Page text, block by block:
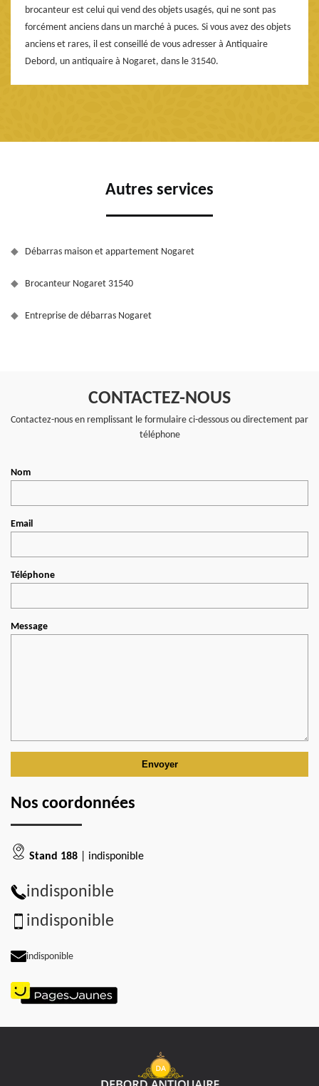
brocanteur est celui qui vend des objets usagés, qui ne sont pas
forcément anciens dans un marché à puces. Si vous avez des objets
anciens et rares, il est conseillé de vous adresser à Antiquaire
Debord, un antiquaire à Nogaret, dans le 31540.
Autres services
Débarras maison et appartement Nogaret
Brocanteur Nogaret 31540
Entreprise de débarras Nogaret
CONTACTEZ-NOUS
Contactez-nous en remplissant le formulaire ci-dessous ou directement par
téléphone
Nom
Email
Téléphone
Message
Nos coordonnées
Stand 188 | indisponible
indisponible
indisponible
indisponible